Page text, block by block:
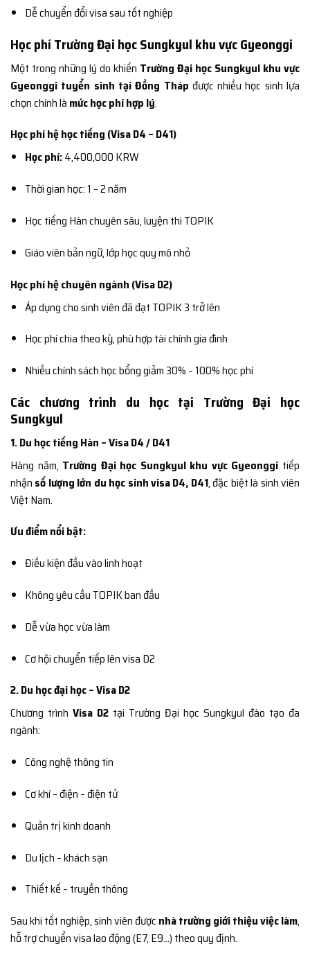
Dễ chuyển đổi visa sau tốt nghiệp
Học phí Trường Đại học Sungkyul khu vực Gyeonggi
Một trong những lý do khiến Trường Đại học Sungkyul khu vực
Gyeonggi tuyển sinh tại Đồng Tháp được nhiều học sinh lựa
chọn chính là mức học phí hợp lý.
Học phí hệ học tiếng (Visa D4 – D41)
Học phí:4,400,000 KRW
Thời gian học: 1 – 2 năm
Học tiếng Hàn chuyên sâu, luyện thi TOPIK
Giáo viên bản ngữ, lớp học quy mô nhỏ
Học phí hệ chuyên ngành (Visa D2)
Áp dụng cho sinh viên đã đạt TOPIK 3 trở lên
Học phí chia theo kỳ, phù hợp tài chính gia đình
Nhiều chính sách học bổng giảm 30% – 100% học phí
Các chương trình du học tại Trường Đại học
Sungkyul
1. Du học tiếng Hàn – Visa D4 / D41
Hàng năm, Trường Đại học Sungkyul khu vực Gyeonggi tiếp
nhận số lượng lớn du học sinh visa D4, D41, đặc biệt là sinh viên
Việt Nam.
Ưu điểm nổi bật:
Điều kiện đầu vào linh hoạt
Không yêu cầu TOPIK ban đầu
Dễ vừa học vừa làm
Cơ hội chuyển tiếp lên visa D2
2. Du học đại học – Visa D2
Chương trình Visa D2 tại Trường Đại học Sungkyul đào tạo đa
ngành:
Công nghệ thông tin
Cơ khí – điện – điện tử
Quản trị kinh doanh
Du lịch – khách sạn
Thiết kế – truyền thông
Sau khi tốt nghiệp, sinh viên được nhà trường giới thiệu việc làm,
hỗ trợ chuyển visa lao động (E7, E9…) theo quy định.